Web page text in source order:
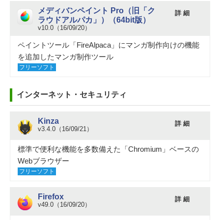
メディバンペイント Pro（旧「ク
ラウドアルパカ」）（64bit版）
v10.0（16/09/20）
詳 細
ペイントツール「FireAlpaca」にマンガ制作向けの機能
を追加したマンガ制作ツール
フリーソフト
インターネット・セキュリティ
Kinza
v3.4.0（16/09/21）
詳 細
標準で便利な機能を多数備えた「Chromium」ベースの
Webブラウザー
フリーソフト
Firefox
v49.0（16/09/20）
詳 細